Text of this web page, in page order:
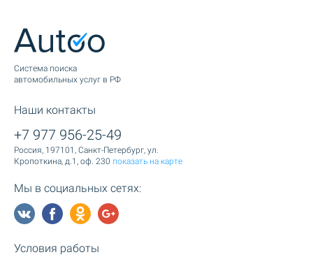
Cистема поиска
автомобильных услуг в РФ
Наши контакты
+7 977 956-25-49
Россия, 197101, Санкт-Петербург, ул.
Кропоткина, д.1, оф. 230 показать на карте
Мы в социальных сетях:
Условия работы